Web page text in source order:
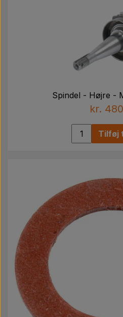
Spindel - Højre -
kr.
Tilføj